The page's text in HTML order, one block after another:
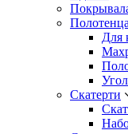
Для
Скатерти